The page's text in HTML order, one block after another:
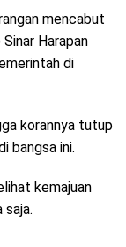
mencabut
Harapan
di
korannya tutup
bangsa ini.
kemajuan
saja.